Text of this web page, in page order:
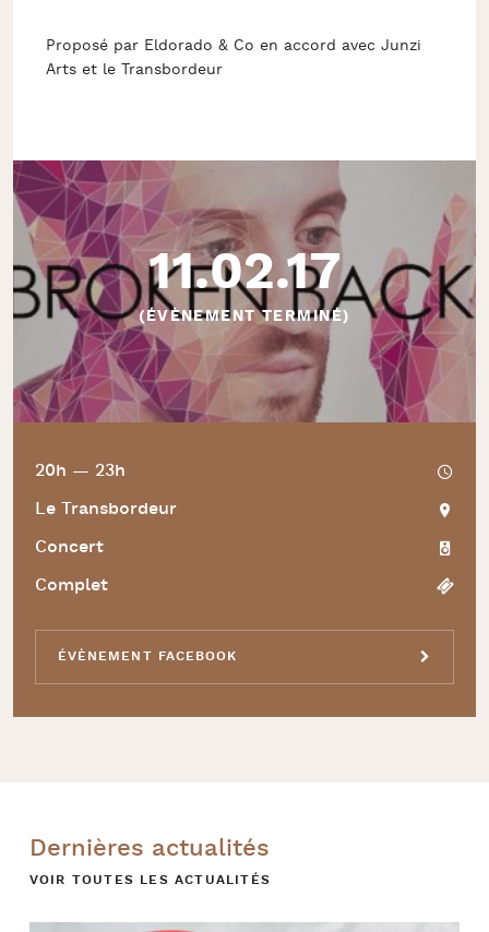
Proposé par Eldorado & Co en accord avec Junzi
Arts et le Transbordeur
11.02.17
(ÉVÈNEMENT TERMINÉ)
20h — 23h
Le Transbordeur
Concert
Complet
ÉVÈNEMENT FACEBOOK
Dernières actualités
VOIR TOUTES LES ACTUALITÉS